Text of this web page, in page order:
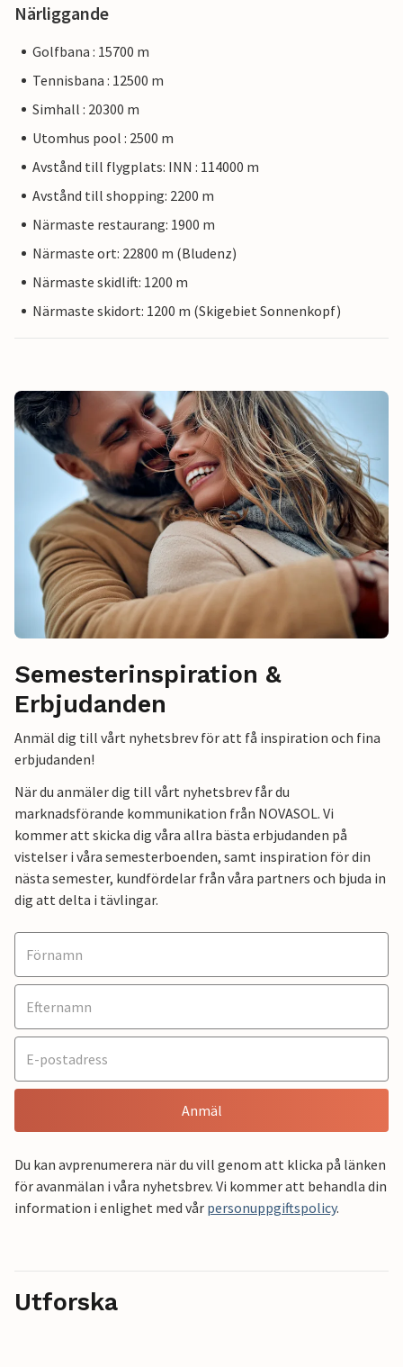
Närliggande
Golfbana : 15700 m
Tennisbana : 12500 m
Simhall : 20300 m
Utomhus pool : 2500 m
Avstånd till flygplats: INN : 114000 m
Avstånd till shopping: 2200 m
Närmaste restaurang: 1900 m
Närmaste ort: 22800 m (Bludenz)
Närmaste skidlift: 1200 m
Närmaste skidort: 1200 m (Skigebiet Sonnenkopf)
Semesterinspiration &
Erbjudanden
Anmäl dig till vårt nyhetsbrev för att få inspiration och fina
erbjudanden!
När du anmäler dig till vårt nyhetsbrev får du
marknadsförande kommunikation från NOVASOL. Vi
kommer att skicka dig våra allra bästa erbjudanden på
vistelser i våra semesterboenden, samt inspiration för din
nästa semester, kundfördelar från våra partners och bjuda in
dig att delta i tävlingar.
Anmäl
Du kan avprenumerera när du vill genom att klicka på länken
för avanmälan i våra nyhetsbrev. Vi kommer att behandla din
information i enlighet med vår personuppgiftspolicy.
Utforska